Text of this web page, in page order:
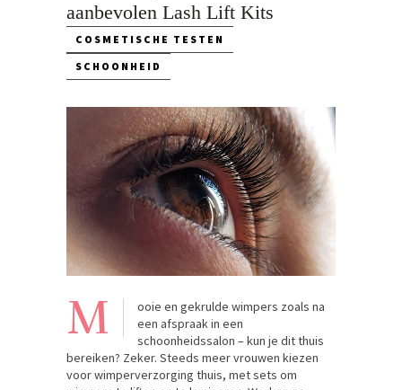
aanbevolen Lash Lift Kits
COSMETISCHE TESTEN
SCHOONHEID
M
ooie en gekrulde wimpers zoals na
een afspraak in een
schoonheidssalon – kun je dit thuis
bereiken? Zeker. Steeds meer vrouwen kiezen
voor wimperverzorging thuis, met sets om